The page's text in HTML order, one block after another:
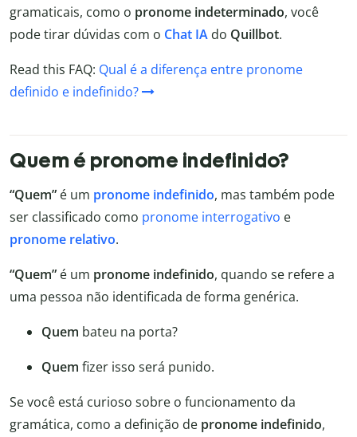
gramaticais, como o pronome indeterminado, você
pode tirar dúvidas com o Chat IA do Quillbot.
Read this FAQ: Qual é a diferença entre pronome
definido e indefinido?
Quem é pronome indefinido?
“Quem” é um pronome indefinido, mas também pode
ser classificado como pronome interrogativo e
pronome relativo.
“Quem” é um pronome indefinido, quando se refere a
uma pessoa não identificada de forma genérica.
Quem bateu na porta?
Quem fizer isso será punido.
Se você está curioso sobre o funcionamento da
gramática, como a definição de pronome indefinido,